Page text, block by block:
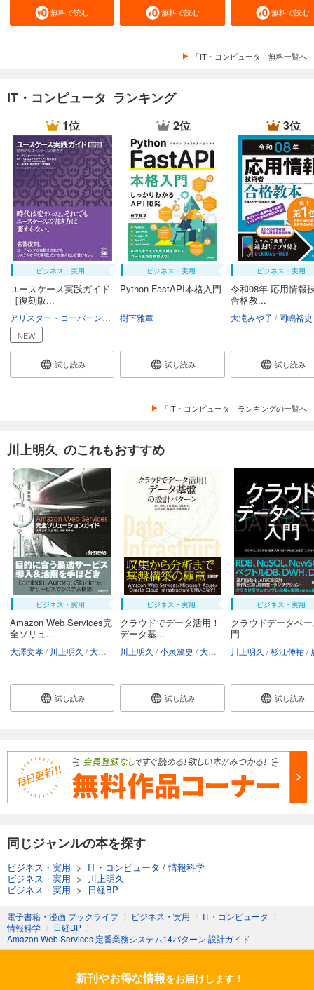
無料で読む 無料で読む 無料で読む
「IT・コンピュータ」無料一覧へ
IT・コンピュータ ランキング
1位
ビジネス・実用
ユースケース実践ガイド
［復刻版...
ULSコンサルティング 水谷雅宏 口村典子
NEW
試し読み
2位
ビジネス・実用
Python FastAPI本格入門
樹下雅章
試し読み
3位
ビジネス・実用
令和08年 応用情報
合格教...
大滝みや子 岡嶋裕史
試し読み
「IT・コンピュータ」ランキングの一覧へ
川上明久 のこれもおすすめ
ビジネス・実用
Amazon Web Services完
全ソリュ...
大澤文孝 川上明久 大嶋和幸
試し読み
ビジネス・実用
クラウドでデータ活用！
データ基...
川上明久 小泉篤史 大嶋和幸 石川大希 堀義洋
試し読み
ビジネス・実用
クラウドデータベ
門
川上明久 杉江伸祐
試し読み
同じジャンルの本を探す
ビジネス・実用 > IT・コンピュータ /情報科学
ビジネス・実用 >
川上明久
ビジネス・実用 > 日経BP
電子書籍・漫画 ブックライブ 〉 ビジネス・実用 〉 IT・コンピュータ 〉
情報科学 〉 日経BP 〉
Amazon Web Services 定番業務システム14パターン 設計ガイド
新刊やお得な情報をお届けします！